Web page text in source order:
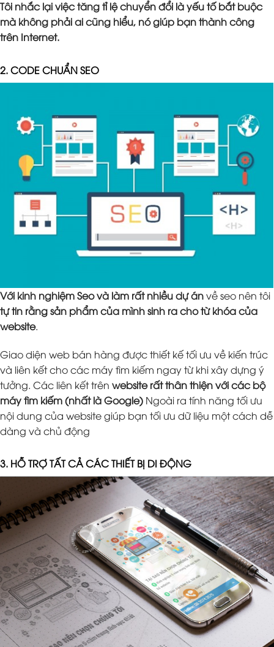
Tôi nhắc lại việc tăng tỉ lệ chuyển đổi là yếu tố bắt buộc
mà không phải ai cũng hiểu, nó giúp bạn thành công
trên Internet.
2. CODE CHUẨN SEO
Với kinh nghiệm Seo và làm rất nhiều dự ánvề seo nên tôi
tự tin rằng sản phẩm của mình sinh ra cho từ khóa của
website.
Giao diện web bán hàng được thiết kế tối ưu về kiến trúc
và liên kết cho các máy tìm kiếm ngay từ khi xây dựng ý
tưởng. Các liên kết trên website rất thân thiện với các bộ
máy tìm kiếm (nhất là Google) Ngoài ra tính năng tối ưu
nội dung của website giúp bạn tối ưu dữ liệu một cách dễ
dàng và chủ động
3. HỖ TRỢ TẤT CẢ CÁC THIẾT BỊ DI ĐỘNG